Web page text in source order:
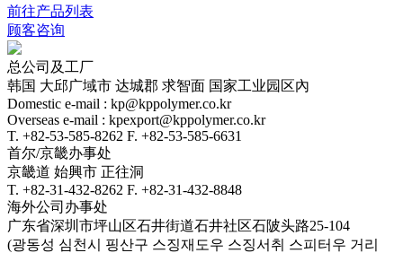
前往产品列表
顾客咨询
总公司及工厂
韩国 大邱广域市 达城郡 求智面 国家工业园区內
Domestic e-mail : kp@kppolymer.co.kr
Overseas e-mail : kpexport@kppolymer.co.kr
T. +82-53-585-8262 F. +82-53-585-6631
首尔/京畿办事处
京畿道 始興市 正往洞
T. +82-31-432-8262 F. +82-31-432-8848
海外公司办事处
广东省深圳市坪山区石井街道石井社区石陂头路25-104
(광동성 심천시 핑산구 스징재도우 스징서취 스피터우 거리